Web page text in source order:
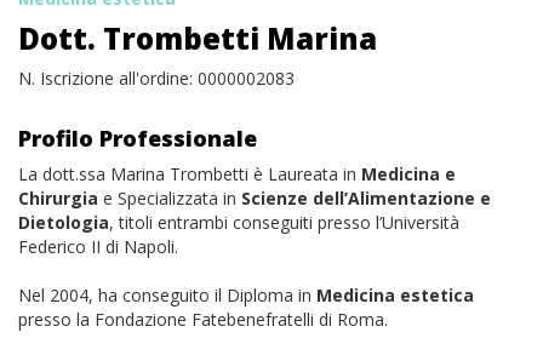
Dott. Trombetti Marina
N. Iscrizione all'ordine: 0000002083
Profilo Professionale
La dott.ssa Marina Trombetti è Laureata in Medicina e
Chirurgia e Specializzata in Scienze dell’Alimentazione e
Dietologia, titoli entrambi conseguiti presso l’Università
Federico II di Napoli.
Nel 2004, ha conseguito il Diploma in Medicina estetica
presso la Fondazione Fatebenefratelli di Roma.